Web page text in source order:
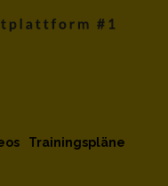
Trainingspläne